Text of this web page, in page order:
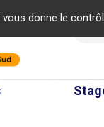
donne le